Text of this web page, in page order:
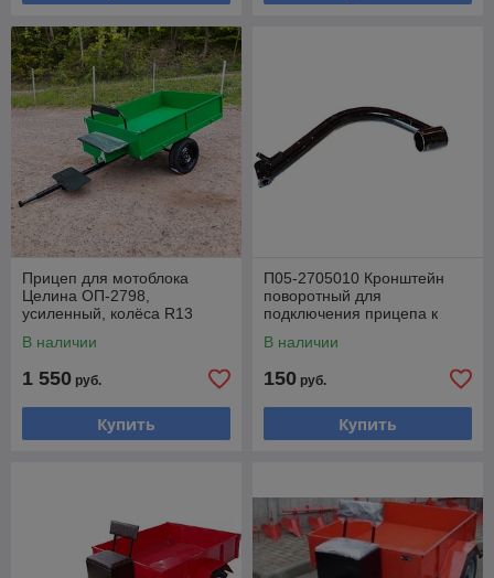
Прицеп для мотоблока
Целина ОП-2798,
усиленный, колёса R13
В наличии
1 550 руб.
Купить
П05-2705010 Кронштейн
поворотный для
подключения прицепа к
В наличии
150 руб.
Купить